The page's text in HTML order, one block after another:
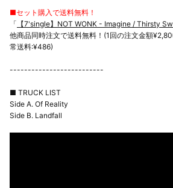
■セット購入で送料無料！
「 【7'single】NOT WONK - Imagine / Thirsty
他商品同時注文で送料無料！(1回の注文金額
常送料:¥486)
--------------------------
■ TRUCK LIST
Side A. Of Reality
Side B. Landfall